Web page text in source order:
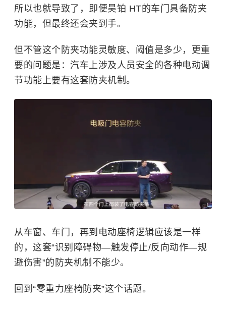
所以也就导致了，即便昊铂 HT的车门具备防夹
功能，但最终还会夹到手。
但不管这个防夹功能灵敏度、阈值是多少，更重
要的问题是：汽车上涉及人员安全的各种电动调
节功能上要有这套防夹机制。
从车窗、车门，再到电动座椅逻辑应该是一样
的，这套“识别障碍物—触发停止/反向动作—规
避伤害”的防夹机制不能少。
回到“零重力座椅防夹”这个话题。